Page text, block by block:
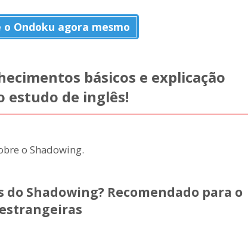
Ondoku agora mesmo
básicos e explicação
estudo de inglês!
o Shadowing.
Shadowing? Recomendado para o